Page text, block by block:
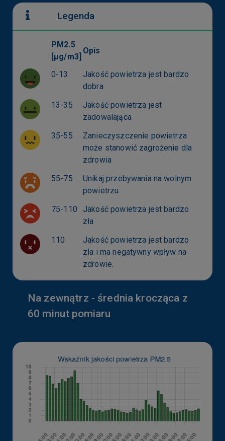
Legenda
PM2.5
[µg/m3]
Opis
0-13
Jakość powietrza jest bardzo
dobra
13-35
Jakość powietrza jest
zadowalająca
35-55
Zanieczyszczenie powietrza
może stanowić zagrożenie dla
zdrowia
55-75
Unikaj przebywania na wolnym
powietrzu
75-110
Jakość powietrza jest bardzo
zła
110
Jakość powietrza jest bardzo
zła i ma negatywny wpływ na
zdrowie.
Na zewnątrz - średnia krocząca z
60 minut pomiaru